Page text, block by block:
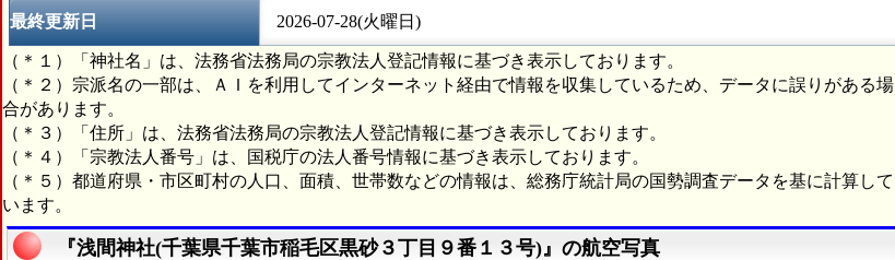
最終更新日 2026-07-28(火曜日)
（＊１）「神社名」は、法務省法務局の宗教法人登記情報に基づき表示しております。
（＊２）宗派名の一部は、ＡＩを利用してインターネット経由で情報を収集しているため、データに誤りがある場
合があります。
（＊３）「住所」は、法務省法務局の宗教法人登記情報に基づき表示しております。
（＊４）「宗教法人番号」は、国税庁の法人番号情報に基づき表示しております。
（＊５）都道府県・市区町村の人口、面積、世帯数などの情報は、総務庁統計局の国勢調査データを基に計算して
います。
『浅間神社(千葉県千葉市稲毛区黒砂３丁目９番１３号)』の航空写真